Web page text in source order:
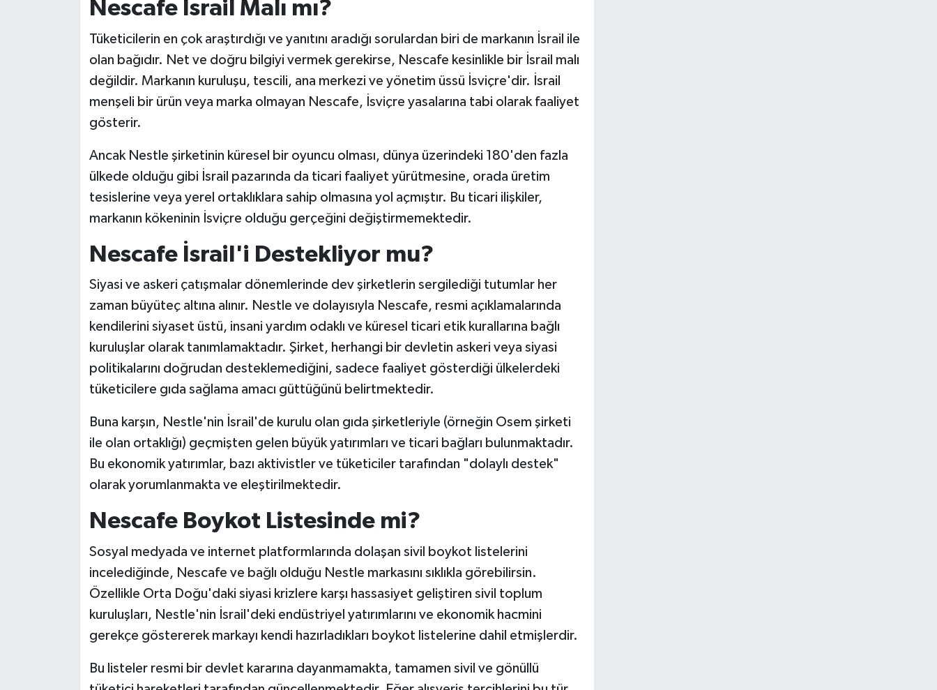
Nescafe İsrail Malı mı?
Tüketicilerin en çok araştırdığı ve yanıtını aradığı sorulardan biri de markanın İsrail ile
olan bağıdır. Net ve doğru bilgiyi vermek gerekirse, Nescafe kesinlikle bir İsrail malı
değildir. Markanın kuruluşu, tescili, ana merkezi ve yönetim üssü İsviçre'dir. İsrail
menşeli bir ürün veya marka olmayan Nescafe, İsviçre yasalarına tabi olarak faaliyet
gösterir.
Ancak Nestle şirketinin küresel bir oyuncu olması, dünya üzerindeki 180'den fazla
ülkede olduğu gibi İsrail pazarında da ticari faaliyet yürütmesine, orada üretim
tesislerine veya yerel ortaklıklara sahip olmasına yol açmıştır. Bu ticari ilişkiler,
markanın kökeninin İsviçre olduğu gerçeğini değiştirmemektedir.
Nescafe İsrail'i Destekliyor mu?
Siyasi ve askeri çatışmalar dönemlerinde dev şirketlerin sergilediği tutumlar her
zaman büyüteç altına alınır. Nestle ve dolayısıyla Nescafe, resmi açıklamalarında
kendilerini siyaset üstü, insani yardım odaklı ve küresel ticari etik kurallarına bağlı
kuruluşlar olarak tanımlamaktadır. Şirket, herhangi bir devletin askeri veya siyasi
politikalarını doğrudan desteklemediğini, sadece faaliyet gösterdiği ülkelerdeki
tüketicilere gıda sağlama amacı güttüğünü belirtmektedir.
Buna karşın, Nestle'nin İsrail'de kurulu olan gıda şirketleriyle (örneğin Osem şirketi
ile olan ortaklığı) geçmişten gelen büyük yatırımları ve ticari bağları bulunmaktadır.
Bu ekonomik yatırımlar, bazı aktivistler ve tüketiciler tarafından "dolaylı destek"
olarak yorumlanmakta ve eleştirilmektedir.
Nescafe Boykot Listesinde mi?
Sosyal medyada ve internet platformlarında dolaşan sivil boykot listelerini
incelediğinde, Nescafe ve bağlı olduğu Nestle markasını sıklıkla görebilirsin.
Özellikle Orta Doğu'daki siyasi krizlere karşı hassasiyet geliştiren sivil toplum
kuruluşları, Nestle'nin İsrail'deki endüstriyel yatırımlarını ve ekonomik hacmini
gerekçe göstererek markayı kendi hazırladıkları boykot listelerine dahil etmişlerdir.
Bu listeler resmi bir devlet kararına dayanmamakta, tamamen sivil ve gönüllü